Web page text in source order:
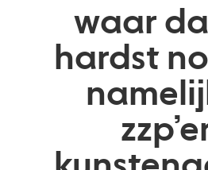
waar
hardst